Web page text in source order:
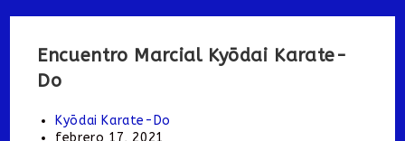
Encuentro Marcial Kyōdai Karate-
Do
Autor
de
Kyōdai Karate-Do
Publicación
febrero 17, 2021